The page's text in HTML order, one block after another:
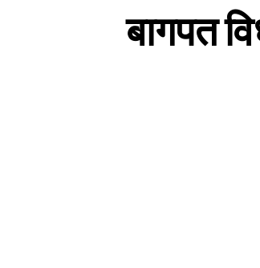
बागपत